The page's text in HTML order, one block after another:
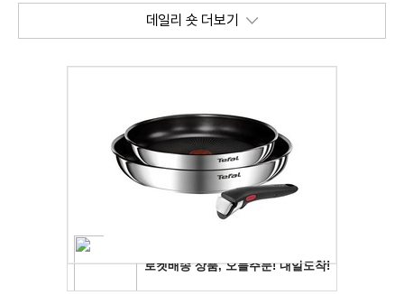
데일리 숏 더보기